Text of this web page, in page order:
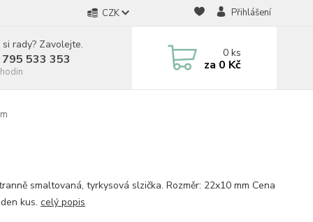
CZK Přihlášení
rady? Zavolejte.
533 353 0ks
za 0 Kč
smaltovaná, tyrkysová slzička. Rozměr: 22x10 mm Cena
kus. celý popis